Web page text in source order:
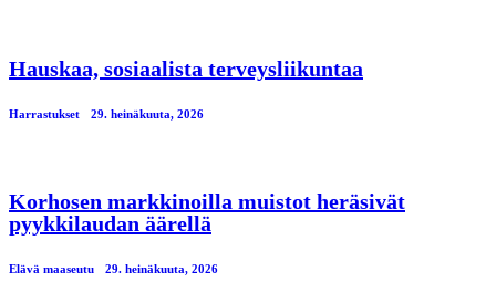
Hauskaa, sosiaalista terveysliikuntaa
Harrastukset 29. heinäkuuta, 2026
Korhosen markkinoilla muistot heräsivät
pyykkilaudan äärellä
Elävä maaseutu 29. heinäkuuta, 2026